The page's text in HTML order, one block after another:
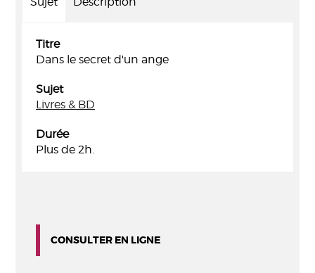
Titre
Dans le secret d'un ange
Sujet
Livres & BD
Durée
Plus de 2h.
CONSULTER EN LIGNE